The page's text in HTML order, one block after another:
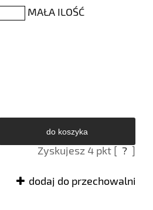
MAŁA ILOŚĆ
do koszyka
Zyskujesz 4 pkt [ ? ]
dodaj do przechowalni